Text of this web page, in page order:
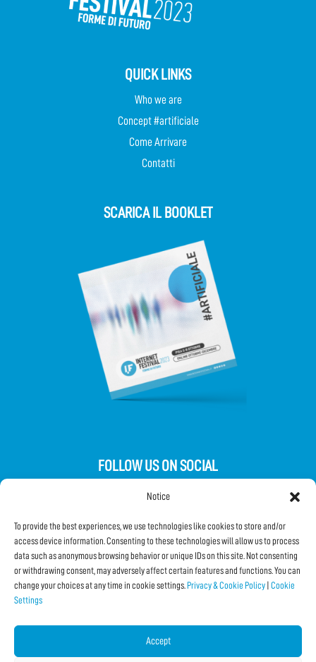
Notice
To provide the best experiences, we use technologies like cookies to store and/or
access device information. Consenting to these technologies will allow us to process
data such as anonymous browsing behavior or unique IDs on this site. Not consenting
or withdrawing consent, may adversely affect certain features and functions. You can
change your choices at any time in cookie settings. Privacy & Cookie Policy Cookie
Settings
Accept
QUICK LINKS
Who we are
Concept #artificiale
Come Arrivare
Contatti
SCARICA IL BOOKLET
FOLLOW US ON SOCIAL
Subscribe to the Newsletter
Facebook